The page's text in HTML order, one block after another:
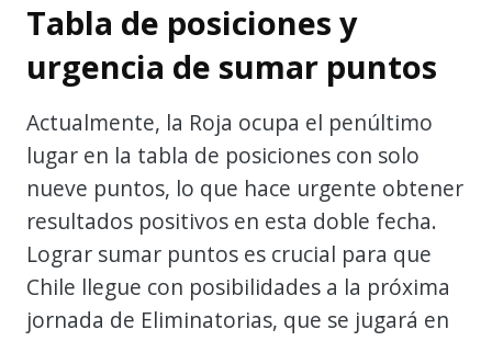
Tabla de posiciones y
urgencia de sumar puntos
Actualmente, la Roja ocupa el penúltimo
lugar en la tabla de posiciones con solo
nueve puntos, lo que hace urgente obtener
resultados positivos en esta doble fecha.
Lograr sumar puntos es crucial para que
Chile llegue con posibilidades a la próxima
jornada de Eliminatorias, que se jugará en